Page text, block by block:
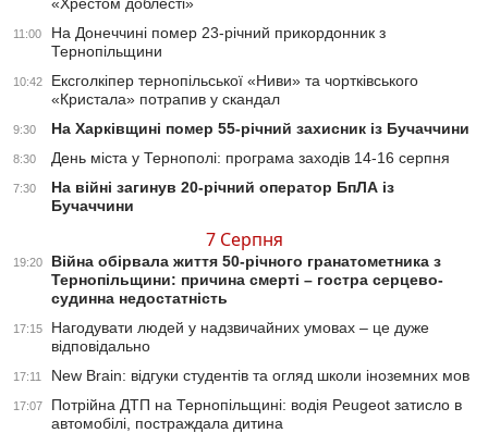
11:00
На Донеччині помер 23-річний прикордонник з
Тернопільщини
10:42
Ексголкіпер тернопільської «Ниви» та чортківського
«Кристала» потрапив у скандал
9:30 На Харківщині помер 55-річний захисник із Бучаччини
8:30 День міста у Тернополі: програма заходів 14-16 серпня
7:30
На війні загинув 20-річний оператор БпЛА із
Бучаччини
7 Серпня
19:20
Війна обірвала життя 50-річного гранатометника з
Тернопільщини: причина смерті – гостра серцево-
судинна недостатність
17:15
Нагодувати людей у надзвичайних умовах – це дуже
відповідально
17:11 New Brain: відгуки студентів та огляд школи іноземних мов
17:07
Потрійна ДТП на Тернопільщині: водія Peugeot затисло в
автомобілі, постраждала дитина